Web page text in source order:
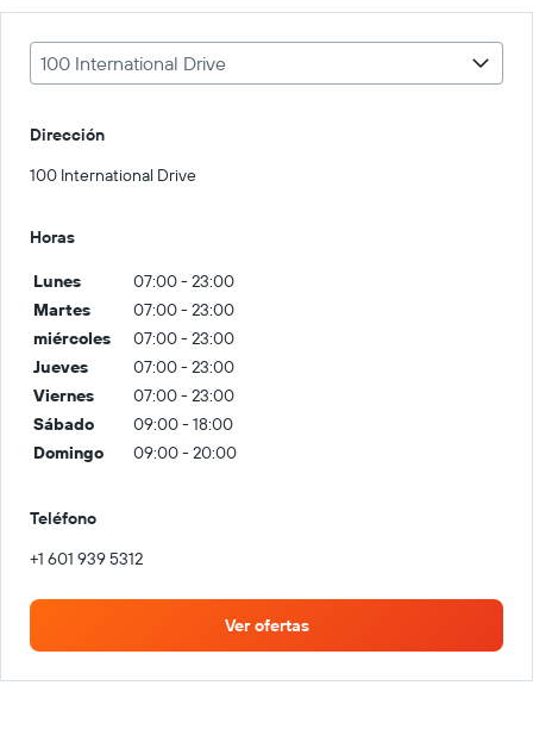
100 International Drive
Dirección
100 International Drive
Horas
Lunes
07:00 - 23:00
Martes
07:00 - 23:00
miércoles
07:00 - 23:00
Jueves
07:00 - 23:00
Viernes
07:00 - 23:00
Sábado
09:00 - 18:00
Domingo
09:00 - 20:00
Teléfono
+1 601 939 5312
Ver ofertas